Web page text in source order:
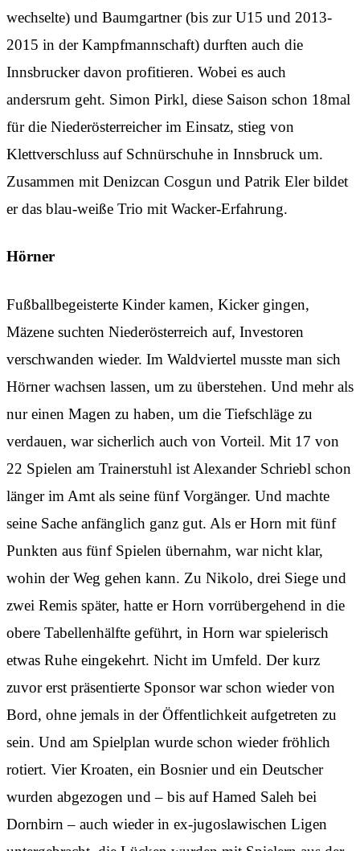
wechselte) und Baumgartner (bis zur U15 und 2013-
2015 in der Kampfmannschaft) durften auch die
Innsbrucker davon profitieren. Wobei es auch
andersrum geht. Simon Pirkl, diese Saison schon 18mal
für die Niederösterreicher im Einsatz, stieg von
Klettverschluss auf Schnürschuhe in Innsbruck um.
Zusammen mit Denizcan Cosgun und Patrik Eler bildet
er das blau-weiße Trio mit Wacker-Erfahrung.
Hörner
Fußballbegeisterte Kinder kamen, Kicker gingen,
Mäzene suchten Niederösterreich auf, Investoren
verschwanden wieder. Im Waldviertel musste man sich
Hörner wachsen lassen, um zu überstehen. Und mehr als
nur einen Magen zu haben, um die Tiefschläge zu
verdauen, war sicherlich auch von Vorteil. Mit 17 von
22 Spielen am Trainerstuhl ist Alexander Schriebl schon
länger im Amt als seine fünf Vorgänger. Und machte
seine Sache anfänglich ganz gut. Als er Horn mit fünf
Punkten aus fünf Spielen übernahm, war nicht klar,
wohin der Weg gehen kann. Zu Nikolo, drei Siege und
zwei Remis später, hatte er Horn vorrübergehend in die
obere Tabellenhälfte geführt, in Horn war spielerisch
etwas Ruhe eingekehrt. Nicht im Umfeld. Der kurz
zuvor erst präsentierte Sponsor war schon wieder von
Bord, ohne jemals in der Öffentlichkeit aufgetreten zu
sein. Und am Spielplan wurde schon wieder fröhlich
rotiert. Vier Kroaten, ein Bosnier und ein Deutscher
wurden abgezogen und – bis auf Hamed Saleh bei
Dornbirn – auch wieder in ex-jugoslawischen Ligen